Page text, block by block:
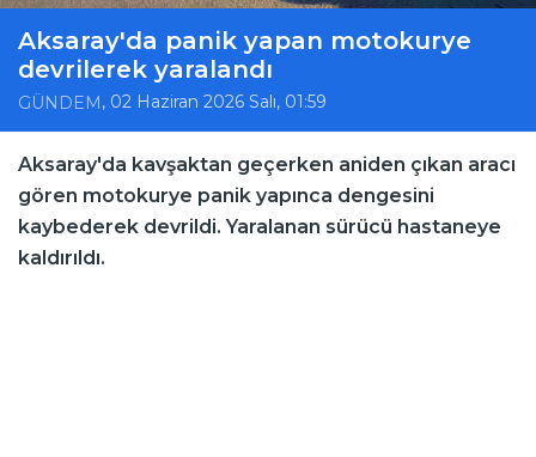
Aksaray'da panik yapan motokurye
devrilerek yaralandı
GÜNDEM , 02 Haziran 2026 Salı, 01:59
Aksaray'da kavşaktan geçerken aniden çıkan aracı
gören motokurye panik yapınca dengesini
kaybederek devrildi. Yaralanan sürücü hastaneye
kaldırıldı.